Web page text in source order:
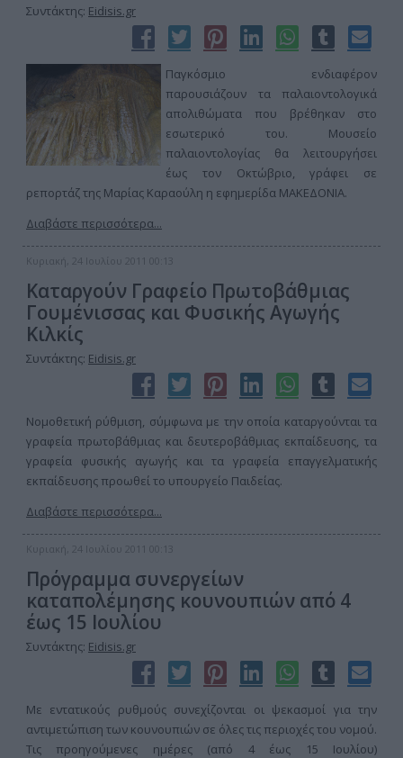
Συντάκτης: Eidisis.gr
Παγκόσμιο ενδιαφέρον
παρουσιάζουν τα παλαιοντολογικά
απολιθώματα που βρέθηκαν στο
εσωτερικό του. Μουσείο
παλαιοντολογίας θα λειτουργήσει
έως τον Οκτώβριο, γράφει σε
ρεπορτάζ της Μαρίας Καραούλη η εφημερίδα ΜΑΚΕΔΟΝΙΑ.
Διαβάστε περισσότερα...
Κυριακή, 24 Ιουλίου 2011 00:13
Καταργούν Γραφείο Πρωτοβάθμιας
Γουμένισσας και Φυσικής Αγωγής
Κιλκίς
Συντάκτης: Eidisis.gr
Νομοθετική ρύθμιση, σύμφωνα με την οποία καταργούνται τα
γραφεία πρωτοβάθμιας και δευτεροβάθμιας εκπαίδευσης, τα
γραφεία φυσικής αγωγής και τα γραφεία επαγγελματικής
εκπαίδευσης προωθεί το υπουργείο Παιδείας.
Διαβάστε περισσότερα...
Κυριακή, 24 Ιουλίου 2011 00:13
Πρόγραμμα συνεργείων
καταπολέμησης κουνουπιών από 4
έως 15 Ιουλίου
Συντάκτης: Eidisis.gr
Με εντατικούς ρυθμούς συνεχίζονται οι ψεκασμοί για την
αντιμετώπιση των κουνουπιών σε όλες τις περιοχές του νομού.
Τις προηγούμενες ημέρες (από 4 έως 15 Ιουλίου)